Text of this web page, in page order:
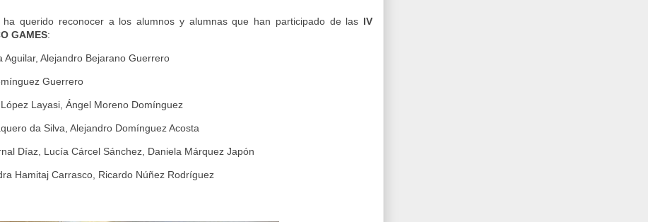
ha querido reconocer a los alumnos y alumnas que han participado de las IV
GAMES:
Aguilar, Alejandro Bejarano Guerrero
Guerrero
Layasi, Ángel Moreno Domínguez
da Silva, Alejandro Domínguez Acosta
Díaz, Lucía Cárcel Sánchez, Daniela Márquez Japón
Hamitaj Carrasco, Ricardo Núñez Rodríguez